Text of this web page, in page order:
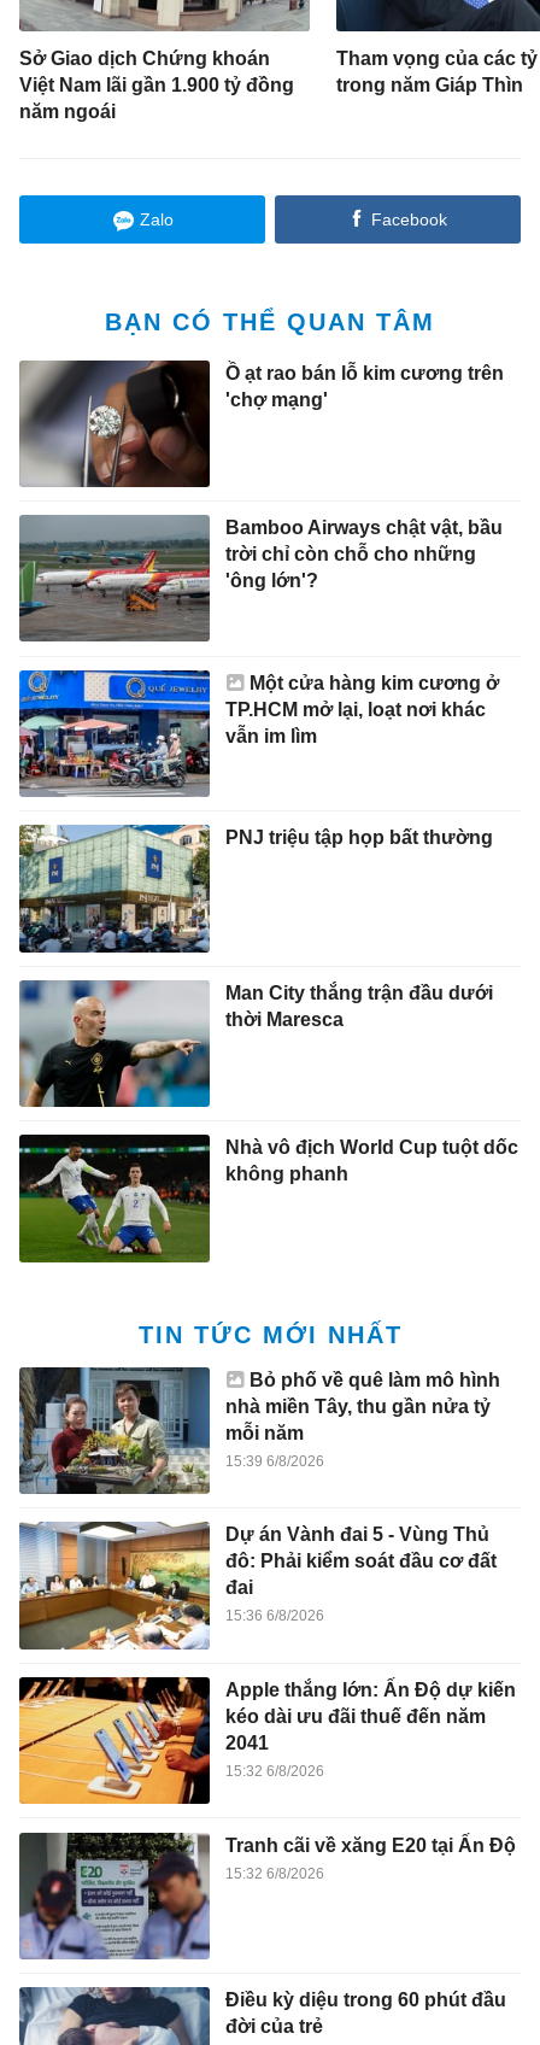
Sở Giao dịch Chứng khoán
Việt Nam lãi gần 1.900 tỷ đồng
năm ngoái
Tham vọng của các
trong năm Giáp Thìn
Zalo Facebook
BẠN CÓ THỂ QUAN TÂM
Ồ ạt rao bán lỗ kim cương trên
'chợ mạng'
Bamboo Airways chật vật, bầu
trời chỉ còn chỗ cho những
'ông lớn'?
Một cửa hàng kim cương ở
TP.HCM mở lại, loạt nơi khác
vẫn im lìm
PNJ triệu tập họp bất thường
Man City thắng trận đầu dưới
thời Maresca
Nhà vô địch World Cup tuột dốc
không phanh
TIN TỨC MỚI NHẤT
Bỏ phố về quê làm mô hình
nhà miền Tây, thu gần nửa tỷ
mỗi năm
15:39 6/8/2026
Dự án Vành đai 5 - Vùng Thủ
đô: Phải kiểm soát đầu cơ đất
đai
15:36 6/8/2026
Apple thắng lớn: Ấn Độ dự kiến
kéo dài ưu đãi thuế đến năm
2041
15:32 6/8/2026
Tranh cãi về xăng E20 tại Ấn Độ
15:32 6/8/2026
Điều kỳ diệu trong 60 phút đầu
đời của trẻ